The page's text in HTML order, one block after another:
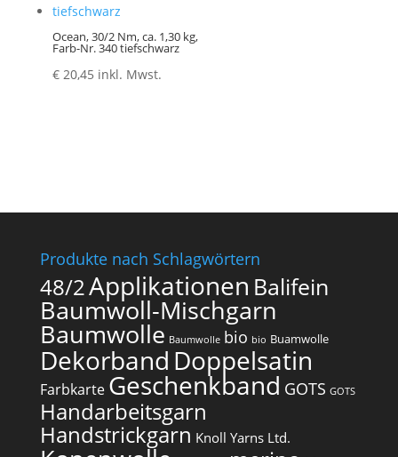
Ocean, 30/2 Nm, ca. 1,30 kg,
Farb-Nr. 340 tiefschwarz
€20,45 inkl. Mwst.
Produkte nach Schlagwörtern
48/2Applikationen Balifein
Baumwoll-Mischgarn
Baumwolle Baumwolle bio bio Buamwolle
Dekorband Doppelsatin
Farbkarte Geschenkband GOTS GOTS
Handarbeitsgarn
Handstrickgarn Knoll Yarns Ltd.